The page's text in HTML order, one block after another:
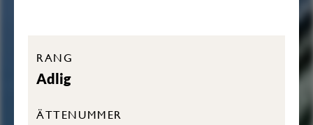
RANG
Adlig
ÄTTENUMMER